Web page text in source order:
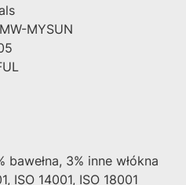
MYSUN
bawełna, 3% inne włókna
ISO 14001, ISO 18001